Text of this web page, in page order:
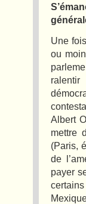
Une
ou
Albert
mettre
(Paris,
de
payer